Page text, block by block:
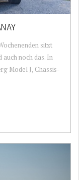
sitzt
auch noch das. In
Model J, Chassis-